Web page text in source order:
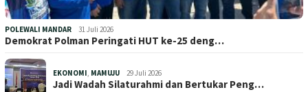
POLEWALI MANDAR 31 Juli 2026
Demokrat Polman Peringati HUT ke-25 deng…
EKONOMI, MAMUJU 29 Juli 2026
Jadi Wadah Silaturahmi dan Bertukar Peng…